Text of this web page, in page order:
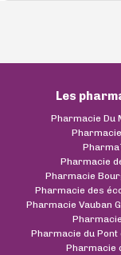
Les
Pharmacie Du
Pharmacie
Pharmacie
Pharmacie des
Pharmacie Vauban
Pharmacie du Pont
Pharmacie